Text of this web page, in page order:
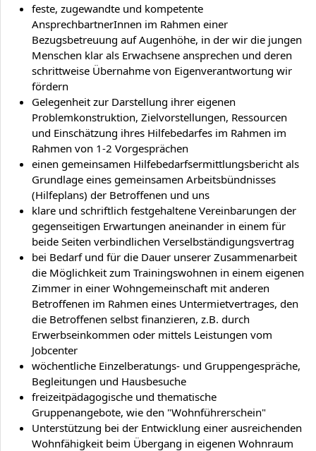
feste, zugewandte und kompetente
AnsprechbartnerInnen im Rahmen einer
Bezugsbetreuung auf Augenhöhe, in der wir die jungen
Menschen klar als Erwachsene ansprechen und deren
schrittweise Übernahme von Eigenverantwortung wir
fördern
Gelegenheit zur Darstellung ihrer eigenen
Problemkonstruktion, Zielvorstellungen, Ressourcen
und Einschätzung ihres Hilfebedarfes im Rahmen im
Rahmen von 1-2 Vorgesprächen
einen gemeinsamen Hilfebedarfsermittlungsbericht als
Grundlage eines gemeinsamen Arbeitsbündnisses
(Hilfeplans) der Betroffenen und uns
klare und schriftlich festgehaltene Vereinbarungen der
gegenseitigen Erwartungen aneinander in einem für
beide Seiten verbindlichen Verselbständigungsvertrag
bei Bedarf und für die Dauer unserer Zusammenarbeit
die Möglichkeit zum Trainingswohnen in einem eigenen
Zimmer in einer Wohngemeinschaft mit anderen
Betroffenen im Rahmen eines Untermietvertrages, den
die Betroffenen selbst finanzieren, z.B. durch
Erwerbseinkommen oder mittels Leistungen vom
Jobcenter
wöchentliche Einzelberatungs- und Gruppengespräche,
Begleitungen und Hausbesuche
freizeitpädagogische und thematische
Gruppenangebote, wie den "Wohnführerschein"
Unterstützung bei der Entwicklung einer ausreichenden
Wohnfähigkeit beim Übergang in eigenen Wohnraum